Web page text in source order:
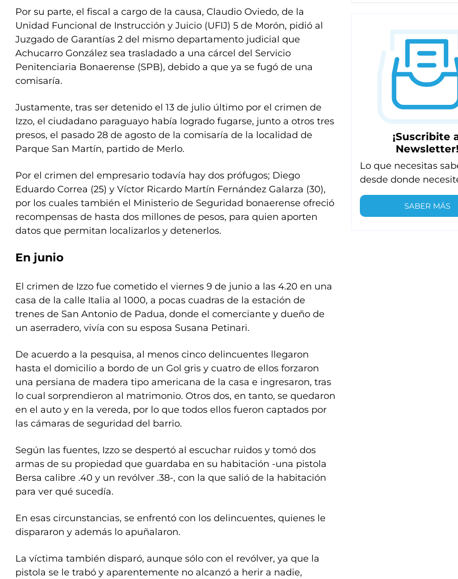
Por su parte, el fiscal a cargo de la causa, Claudio Oviedo, de la
Unidad Funcional de Instrucción y Juicio (UFIJ) 5 de Morón, pidió al
Juzgado de Garantías 2 del mismo departamento judicial que
Achucarro González sea trasladado a una cárcel del Servicio
Penitenciaria Bonaerense (SPB), debido a que ya se fugó de una
comisaría.
Justamente, tras ser detenido el 13 de julio último por el crimen de
Izzo, el ciudadano paraguayo había logrado fugarse, junto a otros tres
presos, el pasado 28 de agosto de la comisaría de la localidad de
Parque San Martín, partido de Merlo.
Por el crimen del empresario todavía hay dos prófugos; Diego
Eduardo Correa (25) y Víctor Ricardo Martín Fernández Galarza (30),
por los cuales también el Ministerio de Seguridad bonaerense ofreció
recompensas de hasta dos millones de pesos, para quien aporten
datos que permitan localizarlos y detenerlos.
En junio
El crimen de Izzo fue cometido el viernes 9 de junio a las 4.20 en una
casa de la calle Italia al 1000, a pocas cuadras de la estación de
trenes de San Antonio de Padua, donde el comerciante y dueño de
un aserradero, vivía con su esposa Susana Petinari.
De acuerdo a la pesquisa, al menos cinco delincuentes llegaron
hasta el domicilio a bordo de un Gol gris y cuatro de ellos forzaron
una persiana de madera tipo americana de la casa e ingresaron, tras
lo cual sorprendieron al matrimonio. Otros dos, en tanto, se quedaron
en el auto y en la vereda, por lo que todos ellos fueron captados por
las cámaras de seguridad del barrio.
Según las fuentes, Izzo se despertó al escuchar ruidos y tomó dos
armas de su propiedad que guardaba en su habitación -una pistola
Bersa calibre .40 y un revólver .38-, con la que salió de la habitación
para ver qué sucedía.
En esas circunstancias, se enfrentó con los delincuentes, quienes le
dispararon y además lo apuñalaron.
La víctima también disparó, aunque sólo con el revólver, ya que la
pistola se le trabó y aparentemente no alcanzó a herir a nadie,
¡Suscribite
Lo que necesitas
desde donde
SABER MÁS